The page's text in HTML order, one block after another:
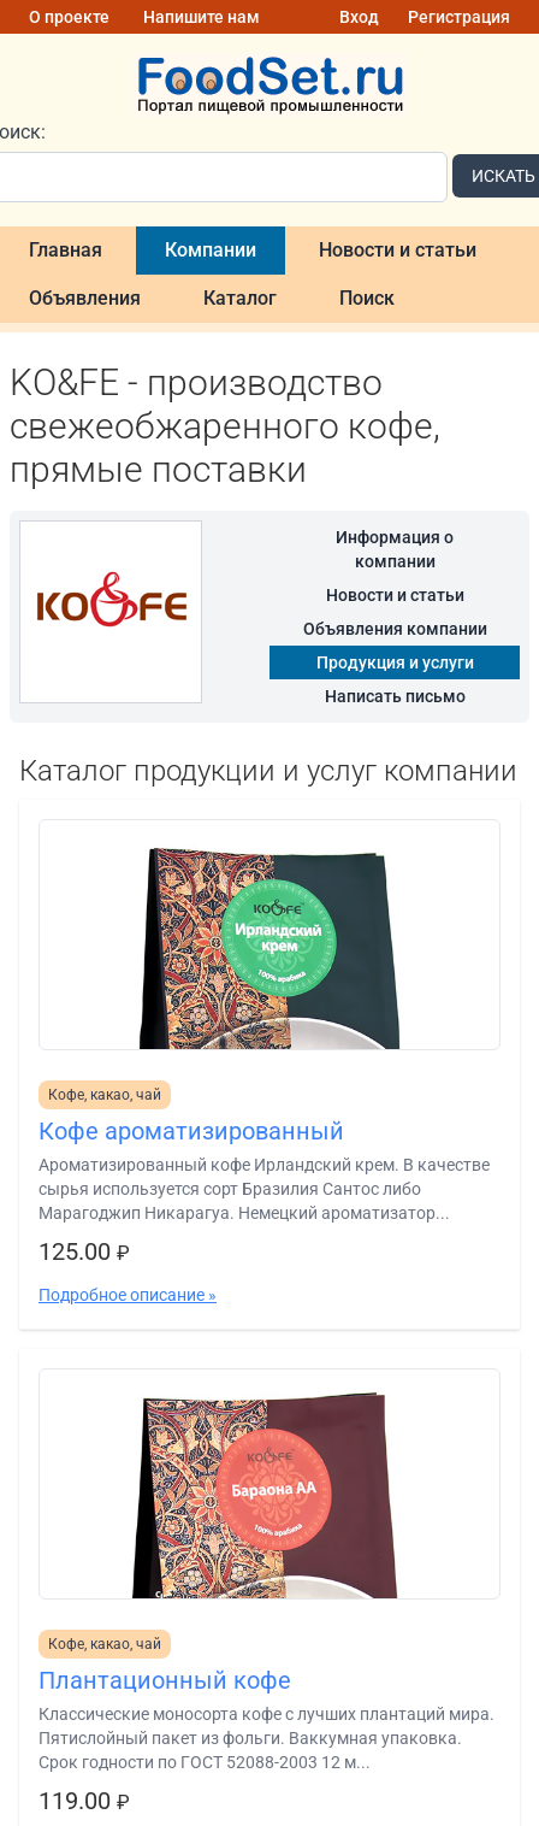
О проекте Напишите нам Вход Регистрация
ИСКАТЬ
Главная Компании Новости и статьи
Объявления Каталог Поиск
KO&FE - производство
свежеобжаренного кофе,
прямые поставки
Информация о
компании
Новости и статьи
Объявления компании
Продукция и услуги
Написать письмо
Каталог продукции и услуг компании
Кофе, какао, чай
Кофе ароматизированный
Ароматизированный кофе Ирландский крем. В качестве
сырья используется сорт Бразилия Сантос либо
Марагоджип Никарагуа. Немецкий ароматизатор...
125.00 ₽
Подробное описание »
Кофе, какао, чай
Плантационный кофе
Классические моносорта кофе с лучших плантаций мира.
Пятислойный пакет из фольги. Ваккумная упаковка.
Срок годности по ГОСТ 52088-2003 12 м...
119.00 ₽